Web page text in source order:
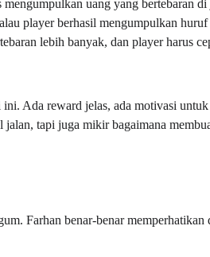
uang yang bertebaran
player berhasil mengumpulkan
lebih banyak, dan player harus
Ada reward jelas, ada motivasi
tapi juga mikir bagaimana
Farhan benar-benar